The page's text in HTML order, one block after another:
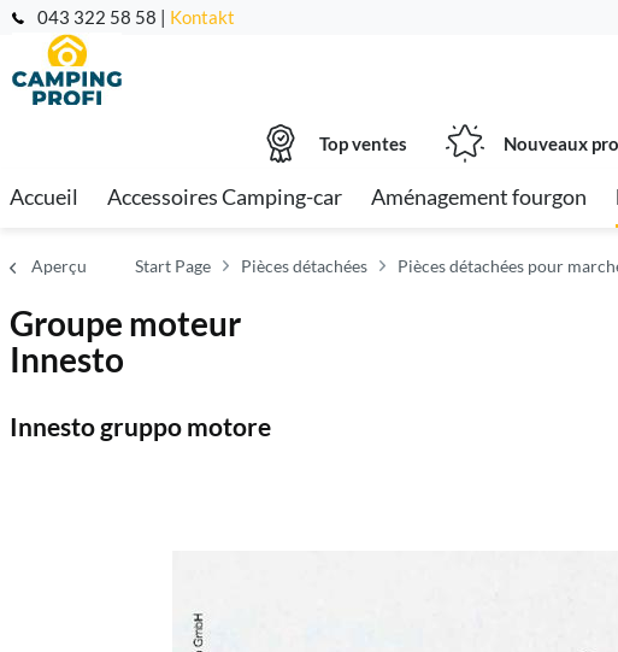
043 322 58 58 | Kontakt
Top ventes Nouveaux
Accueil Accessoires Camping-car Aménagement fourgon
Aperçu Start Page Pièces détachées Pièces détachées pour
Groupe moteur
Innesto
Innesto gruppo motore